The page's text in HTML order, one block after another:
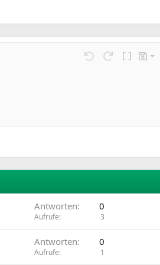
Rückgängig
Wiederholen
BBCode
Entwurf speichern
Antworten 0
Aufrufe 3
Antworten 0
Aufrufe 1